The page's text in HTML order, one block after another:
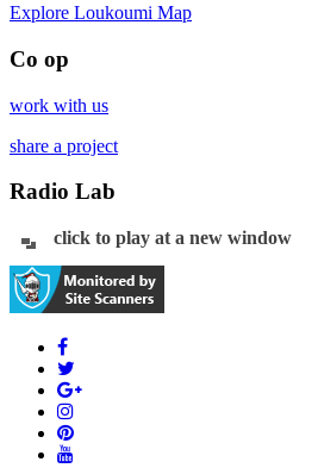
Explore Loukoumi Map
Co op
work with us
share a project
Radio Lab
click to play at a new window